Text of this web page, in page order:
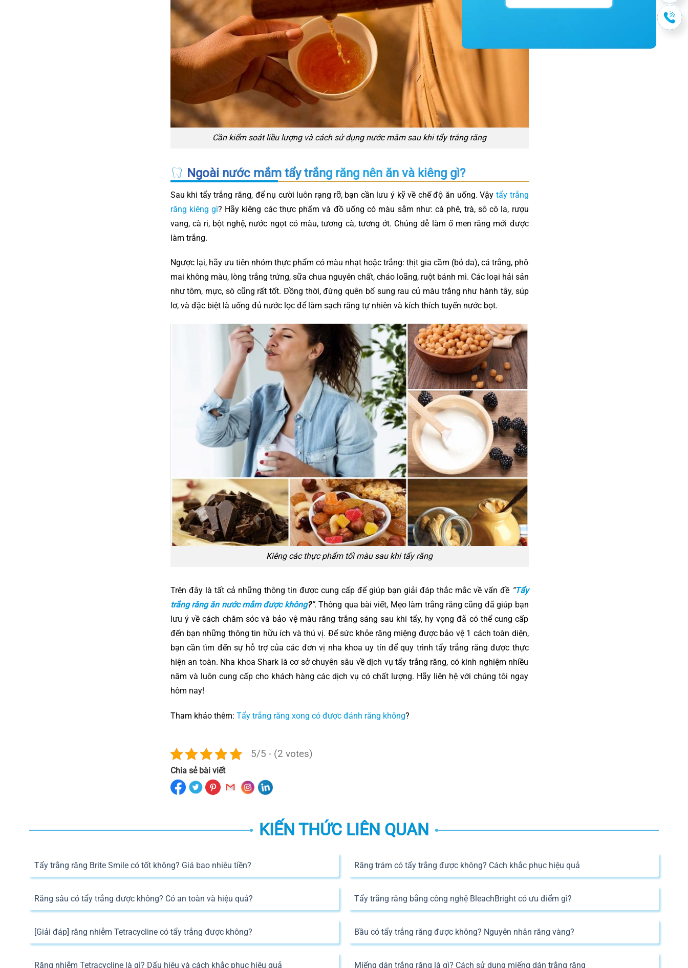
Cần kiểm soát liều lượng và cách sử dụng nước mắm sau khi tẩy trắng răng
Ngoài nước mắm tẩy trắng răng nên ăn và kiêng gì?
Sau khi tẩy trắng răng, để nụ cười luôn rạng rỡ, bạn cần lưu ý kỹ về chế độ ăn uống. Vậy tẩy trắng
răng kiêng gì? Hãy kiêng các thực phẩm và đồ uống có màu sẫm như: cà phê, trà, sô cô la, rượu
vang, cà ri, bột nghệ, nước ngọt có màu, tương cà, tương ớt. Chúng dễ làm ố men răng mới được
làm trắng.
Ngược lại, hãy ưu tiên nhóm thực phẩm có màu nhạt hoặc trắng: thịt gia cầm (bỏ da), cá trắng, phô
mai không màu, lòng trắng trứng, sữa chua nguyên chất, cháo loãng, ruột bánh mì. Các loại hải sản
như tôm, mực, sò cũng rất tốt. Đồng thời, đừng quên bổ sung rau củ màu trắng như hành tây, súp
lơ, và đặc biệt là uống đủ nước lọc để làm sạch răng tự nhiên và kích thích tuyến nước bọt.
Kiêng các thực phẩm tối màu sau khi tẩy răng
Trên đây là tất cả những thông tin được cung cấp để giúp bạn giải đáp thắc mắc về vấn đề “Tẩy
trắng răng ăn nước mắm được không?”. Thông qua bài viết, Mẹo làm trắng răng cũng đã giúp bạn
lưu ý về cách chăm sóc và bảo vệ màu răng trắng sáng sau khi tẩy, hy vọng đã có thể cung cấp
đến bạn những thông tin hữu ích và thú vị. Để sức khỏe răng miệng được bảo vệ 1 cách toàn diện,
bạn cần tìm đến sự hỗ trợ của các đơn vị nha khoa uy tín để quy trình tẩy trắng răng được thực
hiện an toàn. Nha khoa Shark là cơ sở chuyên sâu về dịch vụ tẩy trắng răng, có kinh nghiệm nhiều
năm và luôn cung cấp cho khách hàng các dịch vụ có chất lượng. Hãy liên hệ với chúng tôi ngay
hôm nay!
Tham khảo thêm: Tẩy trắng răng xong có được đánh răng không?
5/5 - (2 votes)
Chia sẻ bài viết
KIẾN THỨC LIÊN QUAN
Tẩy trắng răng Brite Smile có tốt không? Giá bao nhiêu tiền? Răng trám có tẩy trắng được không? Cách khắc phục hiệu quả
Răng sâu có tẩy trắng được không? Có an toàn và hiệu quả? Tẩy trắng răng bằng công nghệ BleachBright có ưu điểm gì?
[Giải đáp] răng nhiễm Tetracycline có tẩy trắng được không? Bầu có tẩy trắng răng được không? Nguyên nhân răng vàng?
Răng nhiễm Tetracycline là gì? Dấu hiệu và cách khắc phục hiệu quả Miếng dán trắng răng là gì? Cách sử dụng miếng dán trắng răng